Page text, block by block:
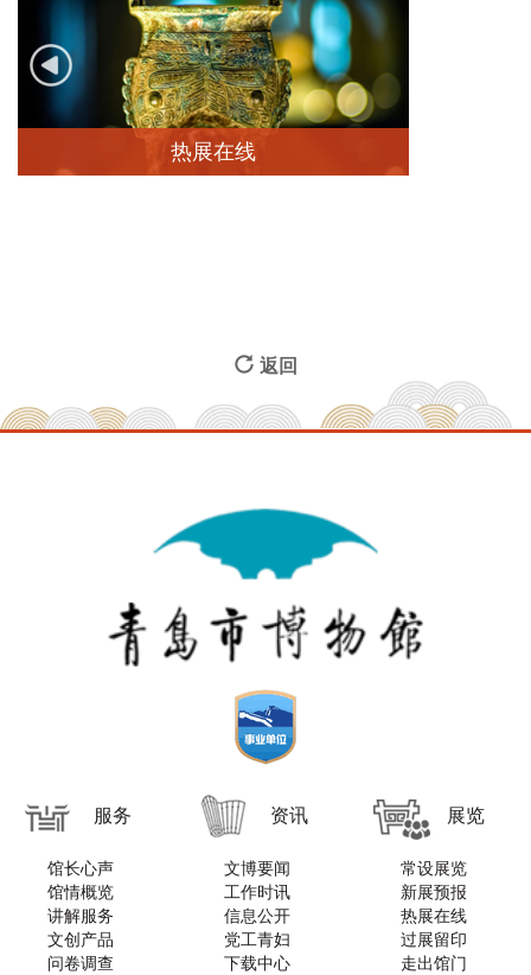
热展在线
返回
服务
馆长心声
馆情概览
讲解服务
文创产品
问卷调查
资讯
文博要闻
工作时讯
信息公开
党工青妇
下载中心
展览
常设展览
新展预报
热展在线
过展留印
走出馆门